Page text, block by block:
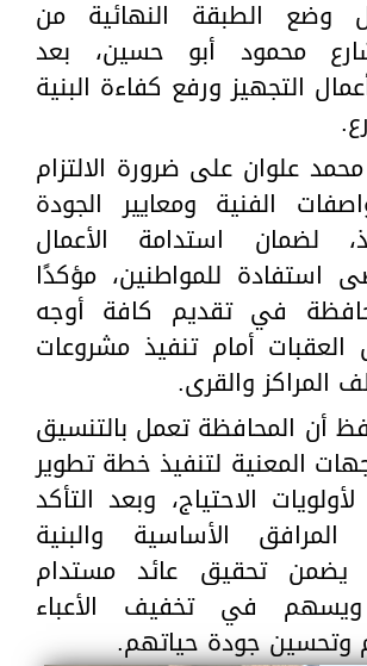
وضع الطبقة النهائية من
محمود أبو حسين، بعد
التجهيز ورفع كفاءة البنية
علوان على ضرورة الالتزام
الفنية ومعايير الجودة
لضمان استدامة الأعمال
استفادة للمواطنين، مؤكدًا
في تقديم كافة أوجه
العقبات أمام تنفيذ مشروعات
المراكز والقرى.
أن المحافظة تعمل بالتنسيق
المعنية لتنفيذ خطة تطوير
الاحتياج، وبعد التأكد
الأساسية والبنية
يضمن تحقيق عائد مستدام
ويسهم في تخفيف الأعباء
وتحسين جودة حياتهم.